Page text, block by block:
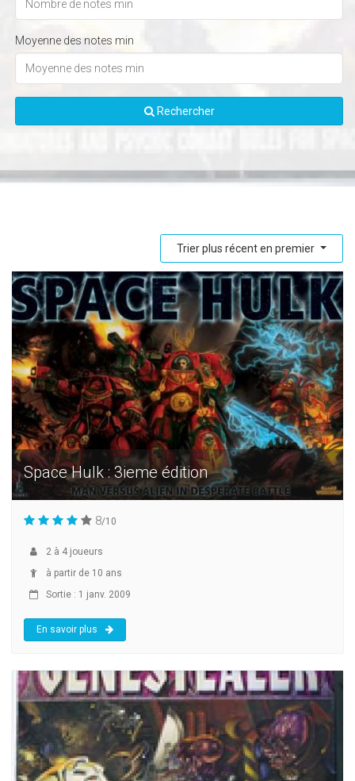
Moyenne des notes min
Rechercher
Trier plus récent en premier
Space Hulk : 3ieme édition
8/10
2 à 4 joueurs
à partir de 10 ans
Sortie : 1 janv. 2009
En savoir plus